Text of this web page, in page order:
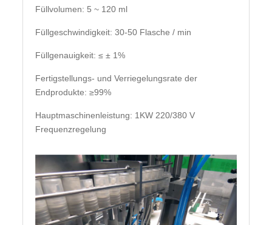
Füllvolumen: 5 ~ 120 ml
Füllgeschwindigkeit: 30-50 Flasche / min
Füllgenauigkeit: ≤ ± 1%
Fertigstellungs- und Verriegelungsrate der
Endprodukte: ≥99%
Hauptmaschinenleistung: 1KW 220/380 V
Frequenzregelung